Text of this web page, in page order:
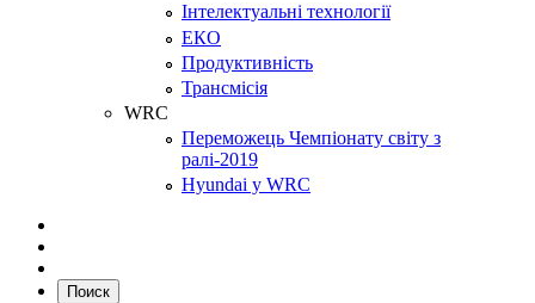
Інтелектуальні технології
ЕКО
Продуктивність
Трансмісія
WRC
Переможець Чемпіонату світу з
ралі-2019
Hyundai у WRC
Поиск